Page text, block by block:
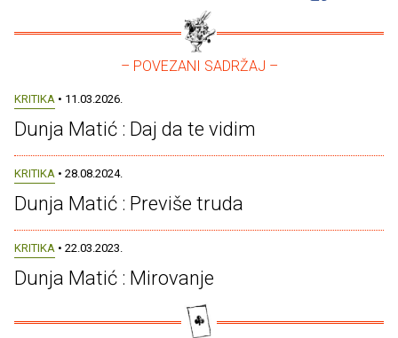
– POVEZANI SADRŽAJ –
KRITIKA • 11.03.2026.
Dunja Matić : Daj da te vidim
KRITIKA • 28.08.2024.
Dunja Matić : Previše truda
KRITIKA • 22.03.2023.
Dunja Matić : Mirovanje